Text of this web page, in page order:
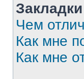
Чем
Как мне
Как мне